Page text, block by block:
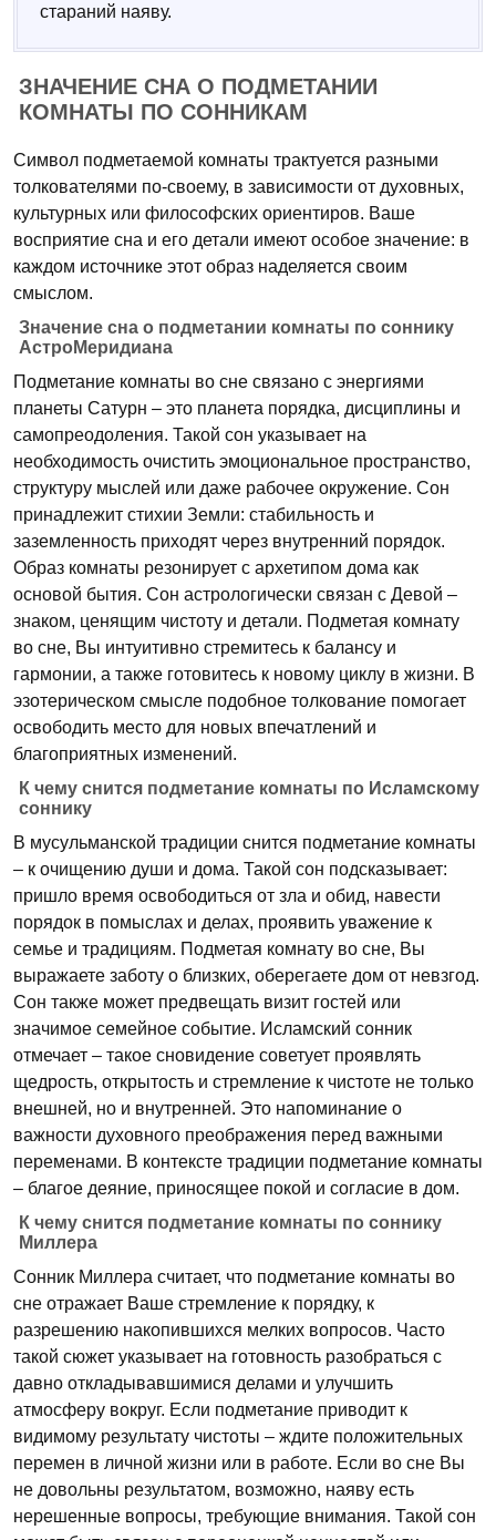
стараний наяву.
ЗНАЧЕНИЕ СНА О ПОДМЕТАНИИ
КОМНАТЫ ПО СОННИКАМ
Символ подметаемой комнаты трактуется разными
толкователями по-своему, в зависимости от духовных,
культурных или философских ориентиров. Ваше
восприятие сна и его детали имеют особое значение: в
каждом источнике этот образ наделяется своим
смыслом.
Значение сна о подметании комнаты по соннику
АстроМеридиана
Подметание комнаты во сне связано с энергиями
планеты Сатурн – это планета порядка, дисциплины и
самопреодоления. Такой сон указывает на
необходимость очистить эмоциональное пространство,
структуру мыслей или даже рабочее окружение. Сон
принадлежит стихии Земли: стабильность и
заземленность приходят через внутренний порядок.
Образ комнаты резонирует с архетипом дома как
основой бытия. Сон астрологически связан с Девой –
знаком, ценящим чистоту и детали. Подметая комнату
во сне, Вы интуитивно стремитесь к балансу и
гармонии, а также готовитесь к новому циклу в жизни. В
эзотерическом смысле подобное толкование помогает
освободить место для новых впечатлений и
благоприятных изменений.
К чему снится подметание комнаты по Исламскому
соннику
В мусульманской традиции снится подметание комнаты
– к очищению души и дома. Такой сон подсказывает:
пришло время освободиться от зла и обид, навести
порядок в помыслах и делах, проявить уважение к
семье и традициям. Подметая комнату во сне, Вы
выражаете заботу о близких, оберегаете дом от невзгод.
Сон также может предвещать визит гостей или
значимое семейное событие. Исламский сонник
отмечает – такое сновидение советует проявлять
щедрость, открытость и стремление к чистоте не только
внешней, но и внутренней. Это напоминание о
важности духовного преображения перед важными
переменами. В контексте традиции подметание комнаты
– благое деяние, приносящее покой и согласие в дом.
К чему снится подметание комнаты по соннику
Миллера
Сонник Миллера считает, что подметание комнаты во
сне отражает Ваше стремление к порядку, к
разрешению накопившихся мелких вопросов. Часто
такой сюжет указывает на готовность разобраться с
давно откладывавшимися делами и улучшить
атмосферу вокруг. Если подметание приводит к
видимому результату чистоты – ждите положительных
перемен в личной жизни или в работе. Если во сне Вы
не довольны результатом, возможно, наяву есть
нерешенные вопросы, требующие внимания. Такой сон